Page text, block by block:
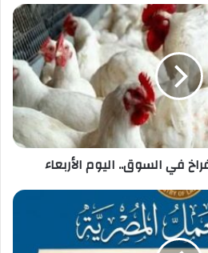
في السوق.. اليوم الأربعاء